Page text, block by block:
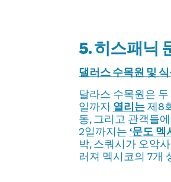
5. 히스패닉
댈러스 수목원 및
달라스 수목원은
일까지 열리는제8
동, 그리고 관객들
2일까지는 ‘문도
박, 스쿼시가 오악
러져 멕시코의 7개